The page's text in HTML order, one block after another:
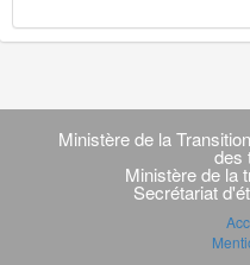
Navigation
transverse
Ministère de la
des
Ministère de la
Secrétariat